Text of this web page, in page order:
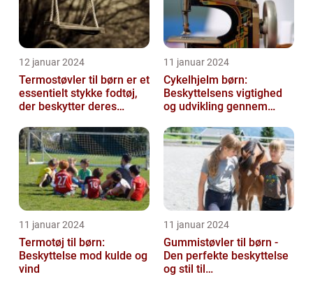
12 januar 2024
Termostøvler til børn er et
essentielt stykke fodtøj,
der beskytter deres
fugti...
11 januar 2024
Cykelhjelm børn:
Beskyttelsens vigtighed
og udvikling gennem
11 januar 2024
Termotøj til børn:
Beskyttelse mod kulde og
vind
11 januar 2024
Gummistøvler til børn -
Den perfekte beskyttelse
og stil til